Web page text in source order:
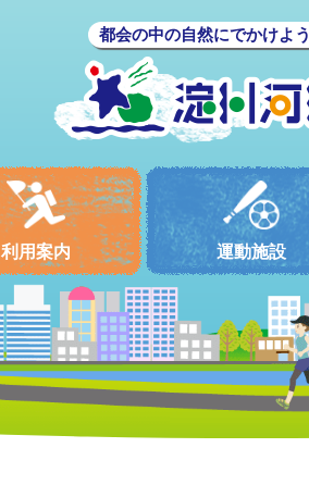
都会の中の自然にでかけよ
利用案内 運動施設